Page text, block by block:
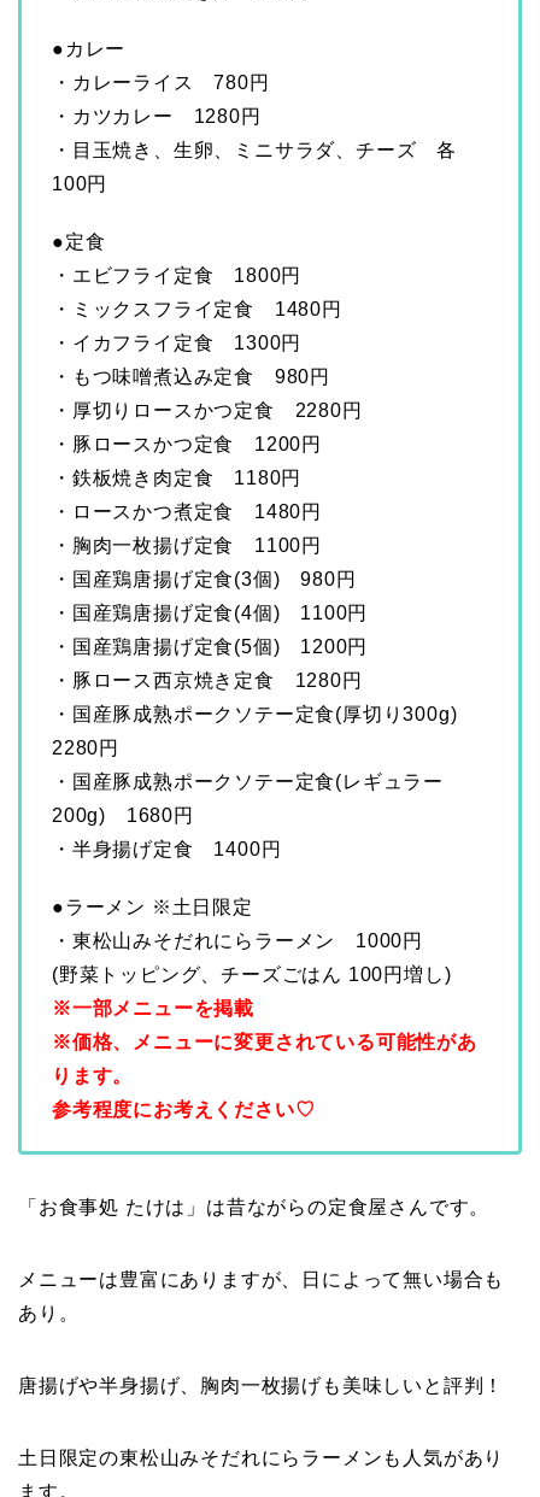
●カレー
・カレーライス 780円
・カツカレー 1280円
・目玉焼き、生卵、ミニサラダ、チーズ 各
100円
●定食
・エビフライ定食 1800円
・ミックスフライ定食 1480円
・イカフライ定食 1300円
・もつ味噌煮込み定食 980円
・厚切りロースかつ定食 2280円
・豚ロースかつ定食 1200円
・鉄板焼き肉定食 1180円
・ロースかつ煮定食 1480円
・胸肉一枚揚げ定食 1100円
・国産鶏唐揚げ定食(3個) 980円
・国産鶏唐揚げ定食(4個) 1100円
・国産鶏唐揚げ定食(5個) 1200円
・豚ロース西京焼き定食 1280円
・国産豚成熟ポークソテー定食(厚切り300g)
2280円
・国産豚成熟ポークソテー定食(レギュラー
200g) 1680円
・半身揚げ定食 1400円
●ラーメン ※土日限定
・東松山みそだれにらラーメン 1000円
(野菜トッピング、チーズごはん 100円増し)
※一部メニューを掲載
※価格、メニューに変更されている可能性があ
ります。
参考程度にお考えください♡
「お食事処 たけは」は昔ながらの定食屋さんです。
メニューは豊富にありますが、日によって無い場合も
あり。
唐揚げや半身揚げ、胸肉一枚揚げも美味しいと評判！
土日限定の東松山みそだれにらラーメンも人気があり
ます。